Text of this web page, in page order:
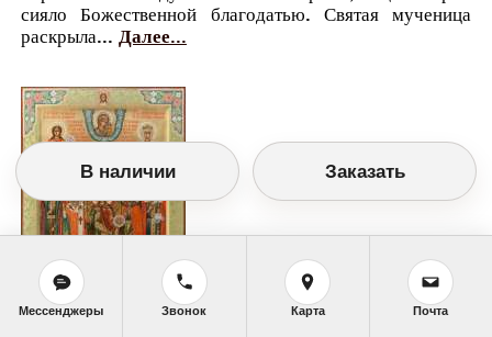
сияло Божественной благодатью. Святая мученица
раскрыла... Далее...
Православный календарь
В наличии Заказать
Мессенджеры Звонок Карта Почта